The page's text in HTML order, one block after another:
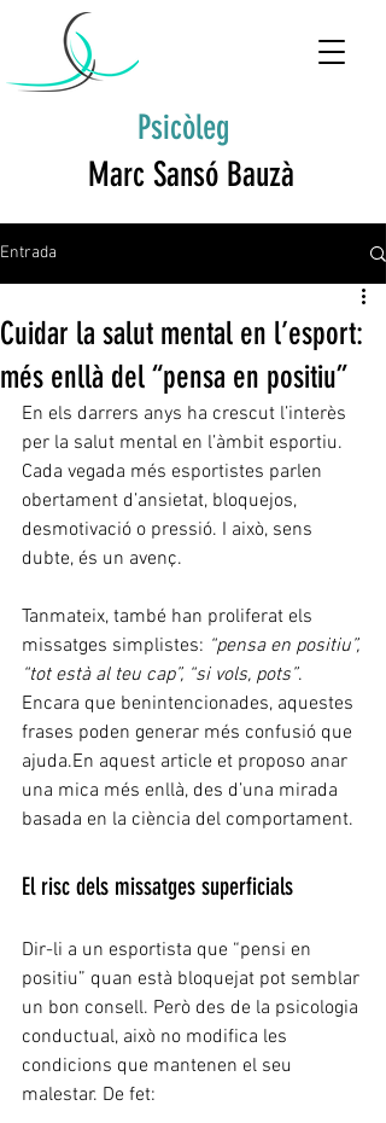
Psicòleg
Marc Sansó Bauzà
Entrada
Cuidar la salut mental en l’esport:
més enllà del “pensa en positiu”
En els darrers anys ha crescut l’interès
per la salut mental en l’àmbit esportiu.
Cada vegada més esportistes parlen
obertament d’ansietat, bloquejos,
desmotivació o pressió. I això, sens
dubte, és un avenç.
Tanmateix, també han proliferat els
missatges simplistes: “pensa en positiu”,
“tot està al teu cap”, “si vols, pots”.
Encara que benintencionades, aquestes
frases poden generar més confusió que
ajuda.En aquest article et proposo anar
una mica més enllà, des d’una mirada
basada en la ciència del comportament.
El risc dels missatges superficials
Dir-li a un esportista que “pensi en
positiu” quan està bloquejat pot semblar
un bon consell. Però des de la psicologia
conductual, això no modifica les
condicions que mantenen el seu
malestar. De fet: